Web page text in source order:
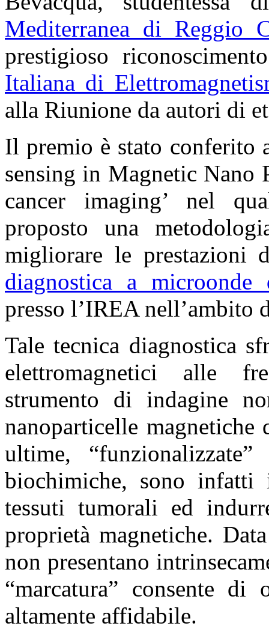
Mediterranea di Reggio
prestigioso
Italiana di
alla Riunione da autori di
Il premio è stato conferito
sensing in Magnetic Nano
cancer imaging’ nel
proposto una
migliorare le prestazioni
diagnostica a
presso l’IREA nell’ambito
Tale tecnica diagnostica
elettromagnetici alle
strumento di indagine
nanoparticelle magnetiche
ultime,
biochimiche, sono
tessuti tumorali ed
proprietà magnetiche.
non presentano
“marcatura” consente di
altamente affidabile.